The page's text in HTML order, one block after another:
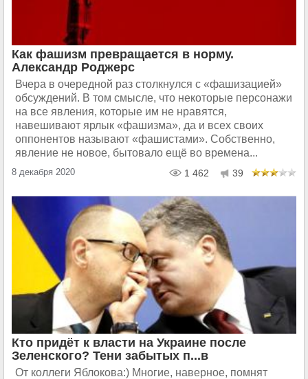
Как фашизм превращается в норму.
Александр Роджерс
Вчера в очередной раз столкнулся с «фашизацией»
обсуждений. В том смысле, что некоторые персонажи
на все явления, которые им не нравятся,
навешивают ярлык «фашизма», да и всех своих
оппонентов называют «фашистами». Собственно,
явление не новое, бытовало ещё во времена...
8 декабря 2020 1 462 39
Кто придёт к власти на Украине после
Зеленского? Тени забытых п...в
От коллеги Яблокова:) Многие, наверное, помнят